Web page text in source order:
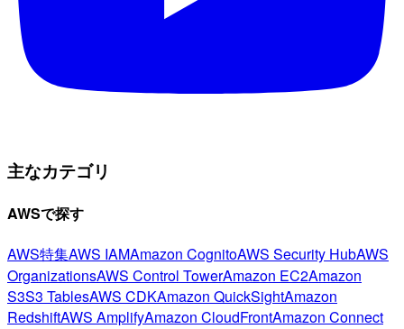
主なカテゴリ
AWSで探す
AWS特集AWS IAMAmazon CognitoAWS Security HubAWS
OrganizationsAWS Control TowerAmazon EC2Amazon
S3S3 TablesAWS CDKAmazon QuickSightAmazon
RedshiftAWS AmplifyAmazon CloudFrontAmazon Connect